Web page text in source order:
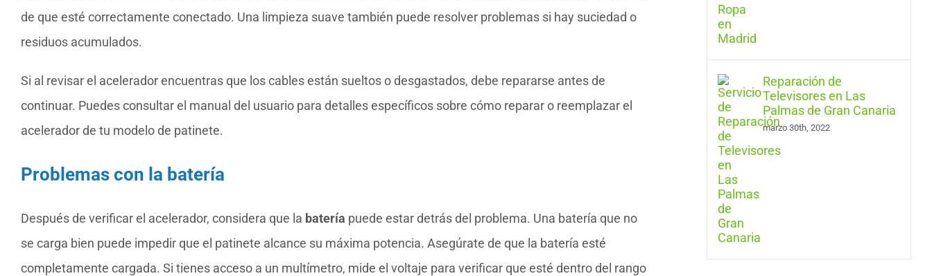
de que esté correctamente conectado. Una limpieza suave también puede resolver problemas si hay suciedad o
residuos acumulados.
Si al revisar el acelerador encuentras que los cables están sueltos o desgastados, debe repararse antes de
continuar. Puedes consultar el manual del usuario para detalles específicos sobre cómo reparar o reemplazar el
acelerador de tu modelo de patinete.
Problemas con la batería
Después de verificar el acelerador, considera que la batería puede estar detrás del problema. Una batería que no
se carga bien puede impedir que el patinete alcance su máxima potencia. Asegúrate de que la batería esté
completamente cargada. Si tienes acceso a un multímetro, mide el voltaje para verificar que esté dentro del rango
Reparación de
Televisores en Las
Palmas de Gran Canaria
marzo 30th, 2022